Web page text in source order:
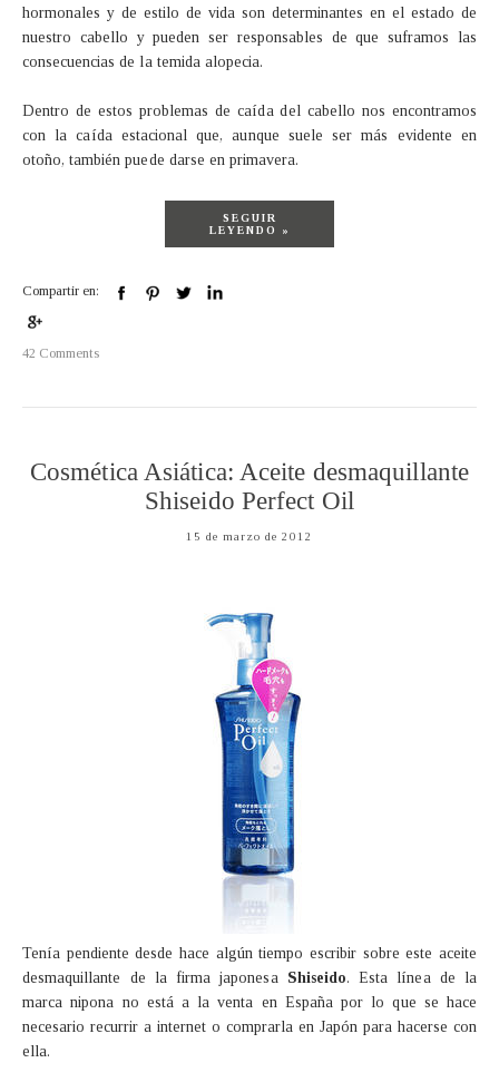
hormonales y de estilo de vida son determinantes en el estado de
nuestro cabello y pueden ser responsables de que suframos las
consecuencias de la temida alopecia.
Dentro de estos problemas de caída del cabello nos encontramos
con la caída estacional que, aunque suele ser más evidente en
otoño, también puede darse en primavera.
SEGUIR
LEYENDO »
Compartir en:
42 Comments
Cosmética Asiática: Aceite desmaquillante
Shiseido Perfect Oil
15 de marzo de 2012
Tenía pendiente desde hace algún tiempo escribir sobre este aceite
desmaquillante de la firma japonesa Shiseido. Esta línea de la
marca nipona no está a la venta en España por lo que se hace
necesario recurrir a internet o comprarla en Japón para hacerse con
ella.